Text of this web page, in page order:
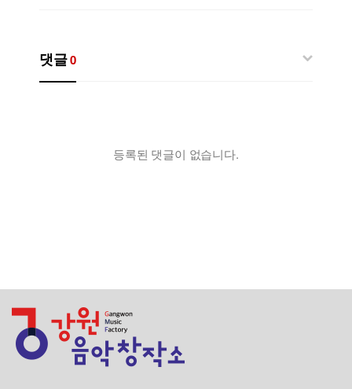
댓글0
등록된 댓글이 없습니다.